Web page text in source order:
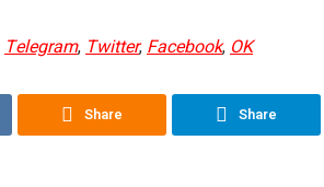
Telegram,Twitter,Facebook,OK
Share Share